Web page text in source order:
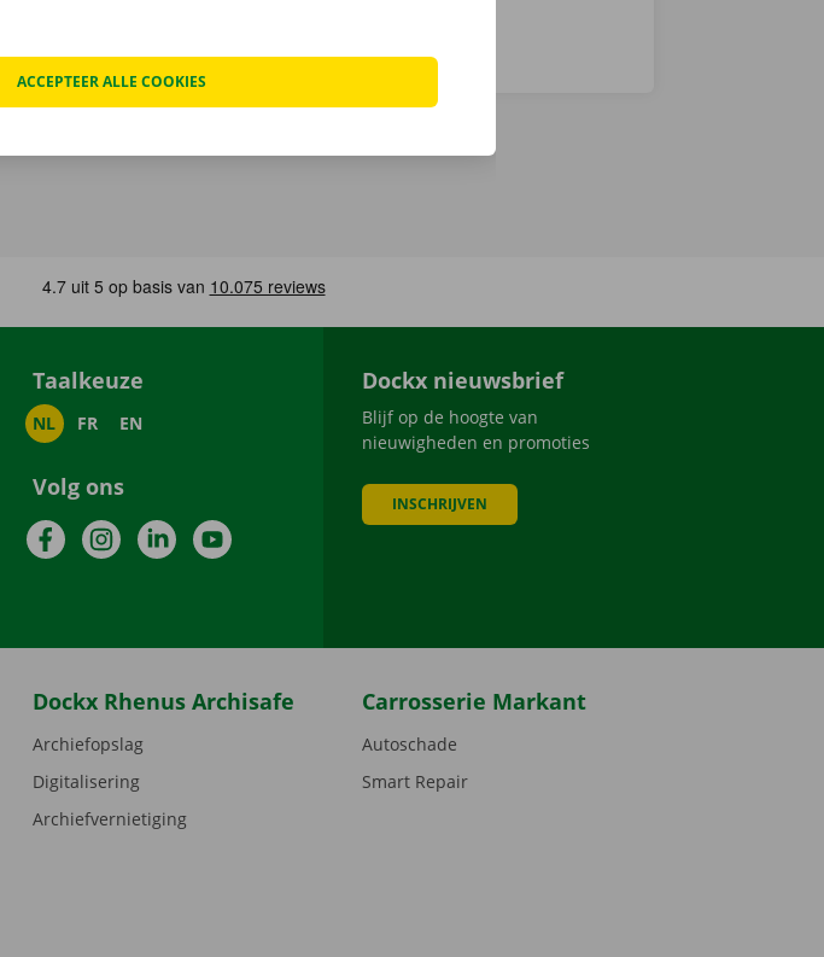
Taalkeuze
NL FR EN
Volg ons
FacebookInstagramLinkedInYouTube
Dockx nieuwsbrief
Blijf op de hoogte van
nieuwigheden en promoties
INSCHRIJVEN
Dockx Rhenus Archisafe
Archiefopslag
Digitalisering
Archiefvernietiging
Carrosserie Markant
Autoschade
Smart Repair
ACCEPTEER ALLE COOKIES